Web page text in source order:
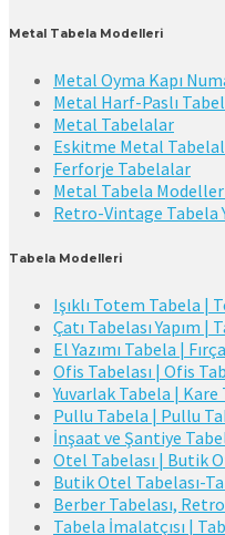
Metal Tabela Modelleri
Metal Oyma Kapı
Metal Harf-Paslı
Metal Tabelalar
Eskitme Metal
Ferforje Tabelalar
Metal Tabela
Retro-Vintage Tabela
Tabela Modelleri
Işıklı Totem Tabela |
Çatı Tabelası Yapım |
El Yazımı Tabela |
Ofis Tabelası | Ofis
Yuvarlak Tabela |
Pullu Tabela | Pullu
İnşaat ve Şantiye
Otel Tabelası | Butik
Butik Otel Tabelası-
Berber Tabelası,
Tabela İmalatçısı |